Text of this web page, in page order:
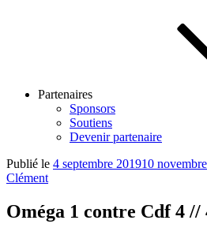
Partenaires
Sponsors
Soutiens
Devenir partenaire
Publié le 4 septembre 201910
Clément
Oméga 1 contre Cdf 4 //